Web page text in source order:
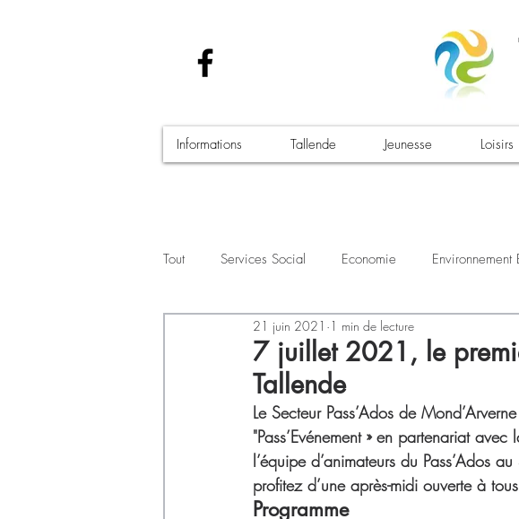
Informations Tallende Jeunesse Loisirs
Tout Services Social Economie Environnement
Santé - Covid-19 Culture Manifestations
7 juillet 2021, le
Tallende
21 juin 2021 1 min de lecture
Le Secteur Pass’Ados de
"Pass’Evénement » en partenariat
l’équipe d’animateurs du Pass’Ados
profitez d’une après-midi ouverte à
Programme